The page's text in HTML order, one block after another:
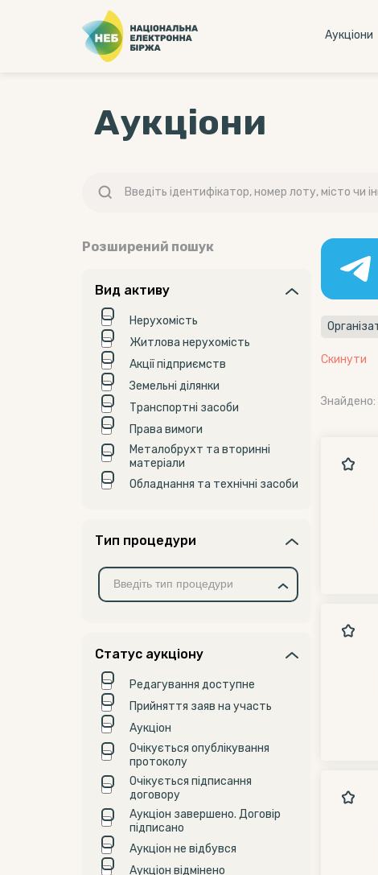
Аукцiони
Аукціони
Розширений пошук
Вид активу
Нерухомість
Житлова нерухомість
Акції підприємств
Земельні ділянки
Транспортні засоби
Права вимоги
Металобрухт та вторинні
матеріали
Обладнання та технічні засоби
Тип процедури
Статус аукціону
Редагування доступне
Прийняття заяв на участь
Аукціон
Очікується опублікування
протоколу
Очікується підписання
договору
Аукціон завершено. Договір
підписано
Аукціон не відбувся
Аукціон відмінено
Скинути
Знайдено: